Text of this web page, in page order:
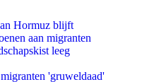
Hormuz blijft
aan migranten
leeg
'gruweldaad'